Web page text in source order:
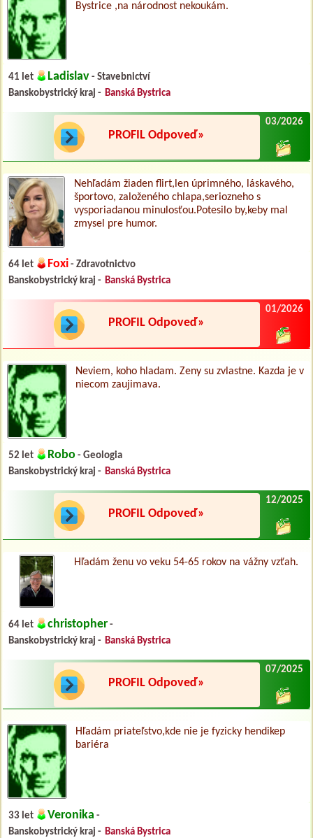
Bystrice ,na národnost nekoukám.
41 let Ladislav - Stavebnictví
Banskobystrický kraj - Banská Bystrica
PROFIL Odpoveď»
03/2026
Nehľadám žiaden flirt,len úprimného, láskavého,
športovo, založeného chlapa,seriozneho s
vysporiadanou minulosťou.Potesilo by,keby mal
zmysel pre humor.
64 let Foxi - Zdravotnictvo
Banskobystrický kraj - Banská Bystrica
PROFIL Odpoveď»
01/2026
Neviem, koho hladam. Zeny su zvlastne. Kazda je v
niecom zaujimava.
52 let Robo - Geologia
Banskobystrický kraj - Banská Bystrica
PROFIL Odpoveď»
12/2025
Hľadám ženu vo veku 54-65 rokov na vážny vzťah.
64 let christopher -
Banskobystrický kraj - Banská Bystrica
PROFIL Odpoveď»
07/2025
Hľadám priateľstvo,kde nie je fyzicky hendikep
bariéra
33 let Veronika -
Banskobystrický kraj - Banská Bystrica